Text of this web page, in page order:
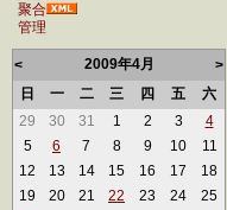
聚合
管理
< 2009年4月
>
日
一 二 三 四 五
六
29
30 31 1 2 3
4
5
6 7 8 9 10
11
12
13 14 15 16 17
18
19
20 21 22 23 24
25